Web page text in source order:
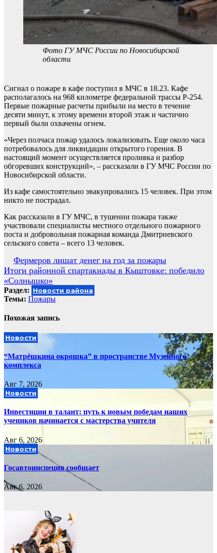
Фото ГУ МЧС России по Новосибирской
области
Сигнал о пожаре в кафе поступил в МЧС в 18.23. Кафе
располагалось на 968 километре федеральной трассы Р-254.
Первые пожарные расчеты прибыли на место в течение
десяти минут, к этому времени второй этаж и частично
первый были охвачены огнем.
«Через полчаса пожар удалось локализовать. Еще около часа
потребовалось для ликвидации открытого горения. В
настоящий момент осуществляется проливка и разбор
обгоревших конструкций», – рассказали в ГУ МЧС России по
Новосибирской области.
Из кафе самостоятельно эвакуировались 15 человек. При этом
никто не пострадал.
Как рассказали в ГУ МЧС, в тушении пожара также
участвовали специалисты местного отдельного пожарного
поста и добровольная пожарная команда Дмитриевского
сельского совета – всего 13 человек.
Навигация
по
записям
Фермеров лишат денег на год за пожары
Итоги районной спартакиады в Кыштовке: победило
«Солнышко»
Раздел: Новости района
Темы: Пожары
Похожая запись
Новости
“Матрёшкина окрошка” в пространстве Музейного
комплекса
Авг 7, 2026
Новости
Инвестиции в талант: путь к новым победам наших
учеников начинается с мастерства учителя
Авг 6, 2026
Новости
Госавтоинспеция сообщает
Авг 6, 2026